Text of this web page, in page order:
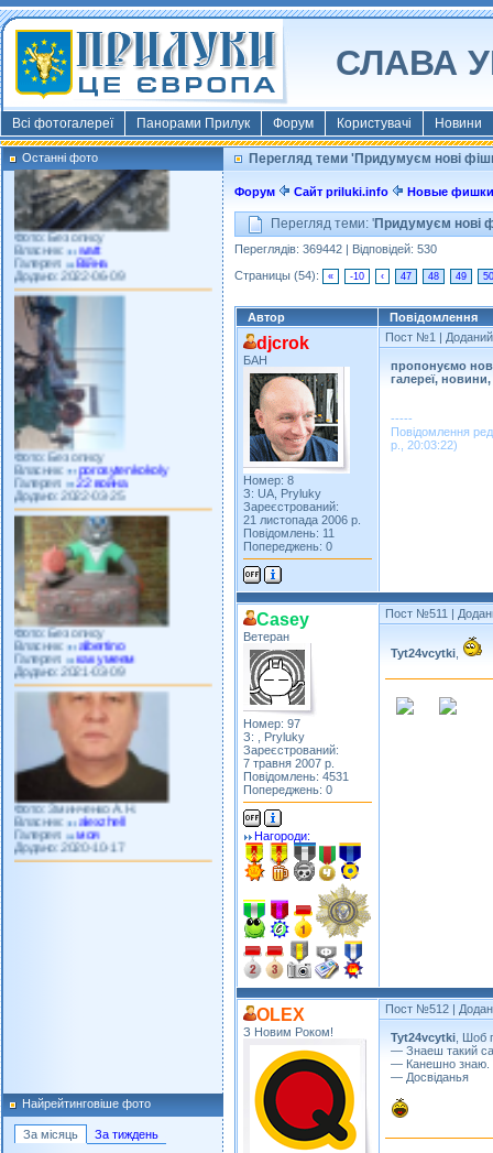
СЛАВА
Всі фотогалереї Панорами Прилук Форум Користувачі Новини
Останні фото
Власник:
morsresistis
Галерея:
Templates
Додано: 2022-11-13
Фото: Без опису
Власник:
watt
Галерея:
Війна
Додано: 2022-06-09
Фото: Без опису
Власник:
porosytenkokoly
Галерея:
Додано: 2022-03-25
Фото: Без опису
Власник:
albertino
Галерея:
как умеем
Додано: 2021-03-09
Фото: Зминченко А.Н.
alexzhell
Галерея:
моя
Додано: 2020-10-17
Найрейтинговіше фото
За місяць
За тиждень
Перегляд теми 'Придумуєм нові
Форум Сайт priluki.info Новые фишки
Перегляд теми: 'Придумуєм нові
Переглядів: 369442 | Відповідей: 530
Страницы (54):
« -10 ‹ 47 48 49 50
Автор Повідомлення
djcrok
БАН
Номер: 8
З: UA, Pryluky
Зареєстрований:
21 листопада 2006 р.
Повідомлень: 11
Попереджень: 0
Пост №1 |
пропонуємо
галереї,
-----
Повідомлення
р., 20:03:22)
Casey
Ветеран
Номер: 97
З: , Pryluky
Зареєстрований:
7 травня 2007 р.
Повідомлень: 4531
Попереджень: 0
Нагороди:
Пост №511 |
Tyt24vcytki
OLEX
З Новим Роком!
Пост №512 |
Tyt24vcytki , Шоб
— Знаеш такий
— Канешно знаю.
— Досвіданья